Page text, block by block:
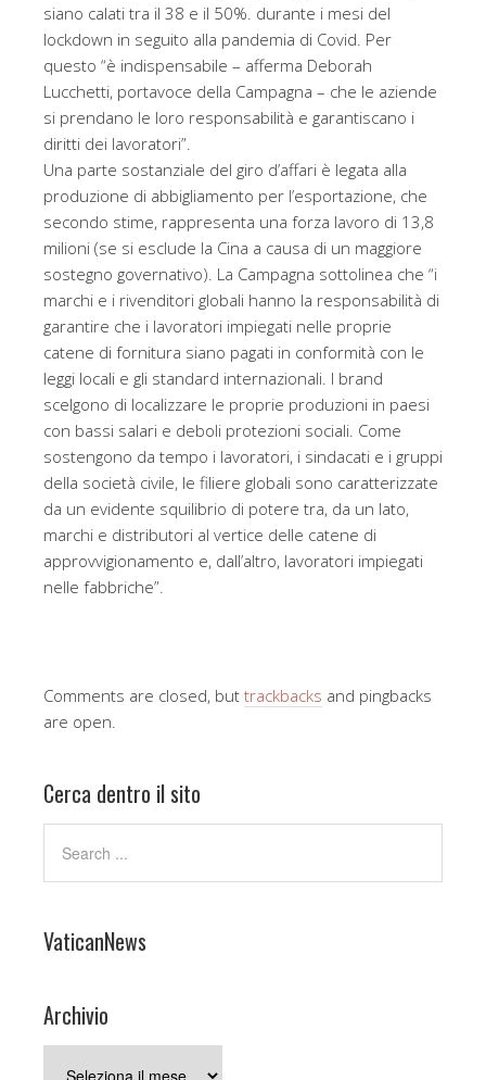
siano calati tra il 38 e il 50%. durante i mesi del
lockdown in seguito alla pandemia di Covid. Per
questo “è indispensabile – afferma Deborah
Lucchetti, portavoce della Campagna – che le aziende
si prendano le loro responsabilità e garantiscano i
diritti dei lavoratori”.
Una parte sostanziale del giro d’affari è legata alla
produzione di abbigliamento per l’esportazione, che
secondo stime, rappresenta una forza lavoro di 13,8
milioni (se si esclude la Cina a causa di un maggiore
sostegno governativo). La Campagna sottolinea che “i
marchi e i rivenditori globali hanno la responsabilità di
garantire che i lavoratori impiegati nelle proprie
catene di fornitura siano pagati in conformità con le
leggi locali e gli standard internazionali. I brand
scelgono di localizzare le proprie produzioni in paesi
con bassi salari e deboli protezioni sociali. Come
sostengono da tempo i lavoratori, i sindacati e i gruppi
della società civile, le filiere globali sono caratterizzate
da un evidente squilibrio di potere tra, da un lato,
marchi e distributori al vertice delle catene di
approvvigionamento e, dall’altro, lavoratori impiegati
nelle fabbriche”.
Comments are closed, but trackbacks and pingbacks
are open.
Cerca dentro il sito
VaticanNews
Archivio